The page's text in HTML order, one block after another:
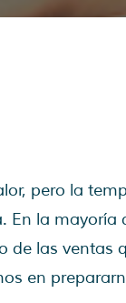
pero la
En la mayoría
de las ventas
en